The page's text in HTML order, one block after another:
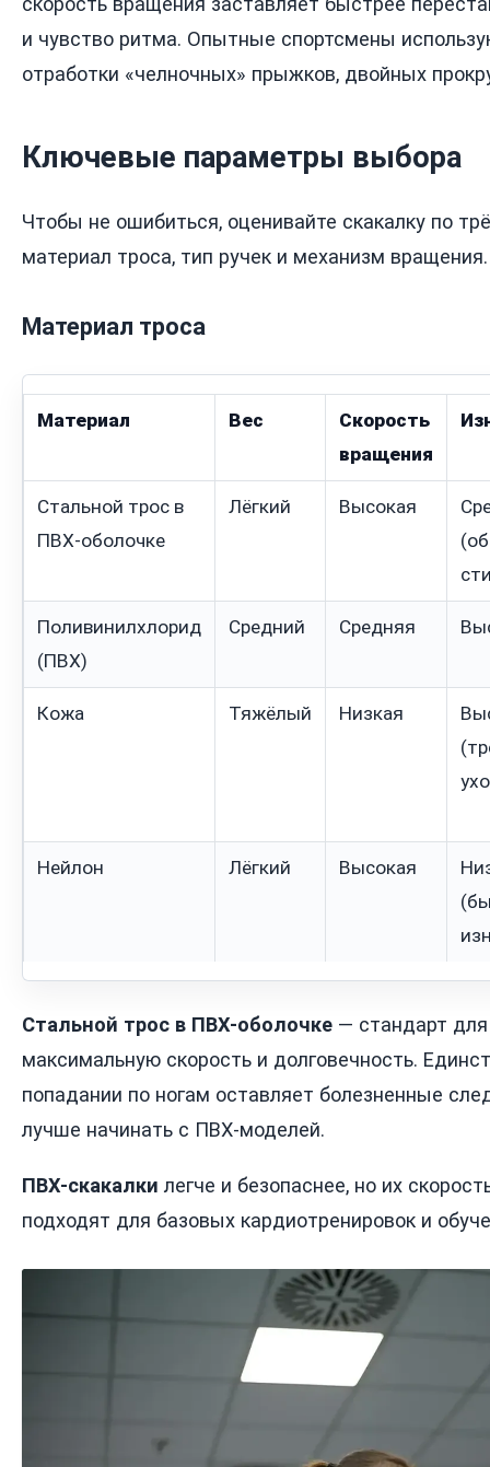
и чувство ритма. Опытные спортсмены
отработки «челночных» прыжков, двойных
Ключевые параметры выбора
Чтобы не ошибиться, оценивайте скакалку по
материал троса, тип ручек и механизм
Материал троса
Материал Вес
Скорость
вращения
Стальной трос в
ПВХ-оболочке
Лёгкий Высокая
Поливинилхлорид
(ПВХ)
Средний Средняя
Кожа Тяжёлый Низкая
Нейлон Лёгкий Высокая
Стальной трос в ПВХ-оболочке — стандарт
максимальную скорость и долговечность.
попадании по ногам оставляет болезненные
лучше начинать с ПВХ-моделей.
ПВХ-скакалки легче и безопаснее, но их
подходят для базовых кардиотренировок и